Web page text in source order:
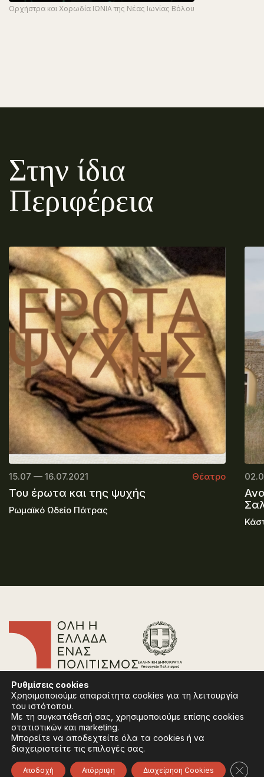
Ορχήστρα και Χορωδία ΙΩΝΙΑ της Νέας Ιωνίας Βόλου
Στην ίδια
Περιφέρεια
15.07 — 16.07.2021 Θέατρο
Του έρωτα και της ψυχής
Ρωμαϊκό Ωδείο Πάτρας
Συχνές Ερωτήσεις
Πολιτική Απορρήτου
Όροι Χρήσης
Πολιτική Cookies
Ακολουθήστε:InstagramFacebook
Ρυθμίσεις cookies
Χρησιμοποιούμε απαραίτητα cookies για τη λειτουργία
του ιστότοπου.
Με τη συγκατάθεσή σας, χρησιμοποιούμε επίσης cookies
στατιστικών και marketing.
Μπορείτε να αποδεχτείτε όλα τα cookies ή να
διαχειριστείτε τις επιλογές σας.
Αποδοχή Απόρριψη Διαχείρηση Cookies